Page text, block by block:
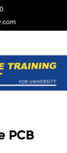
PCB